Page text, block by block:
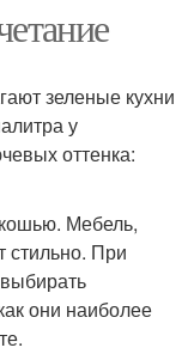
зеленые кухни
у
оттенка:
Мебель,
стильно. При
они наиболее